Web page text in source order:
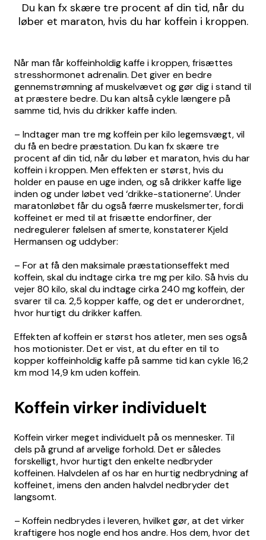
Du kan fx skære tre procent af din tid, når du
løber et maraton, hvis du har koffein i kroppen.
Når man får koffeinholdig kaffe i kroppen, frisættes
stresshormonet adrenalin. Det giver en bedre
gennemstrømning af muskelvævet og gør dig i stand til
at præstere bedre. Du kan altså cykle længere på
samme tid, hvis du drikker kaffe inden.
– Indtager man tre mg koffein per kilo legemsvægt, vil
du få en bedre præstation. Du kan fx skære tre
procent af din tid, når du løber et maraton, hvis du har
koffein i kroppen. Men effekten er størst, hvis du
holder en pause en uge inden, og så drikker kaffe lige
inden og under løbet ved ‘drikke-stationerne’. Under
maratonløbet får du også færre muskelsmerter, fordi
koffeinet er med til at frisætte endorfiner, der
nedregulerer følelsen af smerte, konstaterer Kjeld
Hermansen og uddyber:
– For at få den maksimale præstationseffekt med
koffein, skal du indtage cirka tre mg per kilo. Så hvis du
vejer 80 kilo, skal du indtage cirka 240 mg koffein, der
svarer til ca. 2,5 kopper kaffe, og det er underordnet,
hvor hurtigt du drikker kaffen.
Effekten af koffein er størst hos atleter, men ses også
hos motionister. Det er vist, at du efter en til to
kopper koffeinholdig kaffe på samme tid kan cykle 16,2
km mod 14,9 km uden koffein.
Koffein virker individuelt
Koffein virker meget individuelt på os mennesker. Til
dels på grund af arvelige forhold. Det er således
forskelligt, hvor hurtigt den enkelte nedbryder
koffeinen. Halvdelen af os har en hurtig nedbrydning af
koffeinet, imens den anden halvdel nedbryder det
langsomt.
– Koffein nedbrydes i leveren, hvilket gør, at det virker
kraftigere hos nogle end hos andre. Hos dem, hvor det